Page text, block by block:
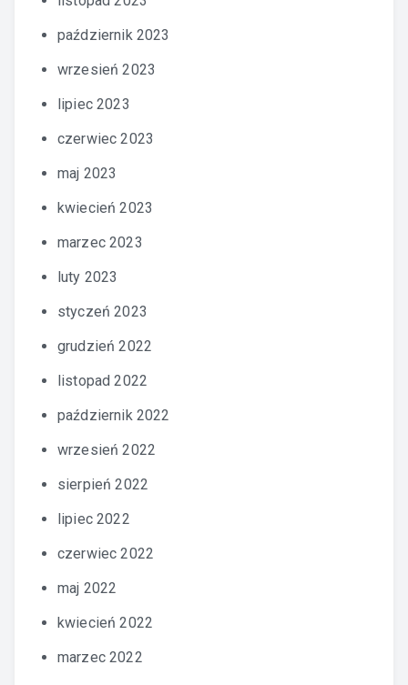
październik 2023
wrzesień 2023
lipiec 2023
czerwiec 2023
maj 2023
kwiecień 2023
marzec 2023
luty 2023
styczeń 2023
grudzień 2022
listopad 2022
październik 2022
wrzesień 2022
sierpień 2022
lipiec 2022
czerwiec 2022
maj 2022
kwiecień 2022
marzec 2022